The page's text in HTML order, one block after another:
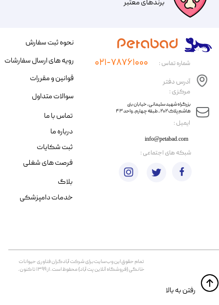
​​برندهای معتبر​​​​​​​
​ایمیل :
آدرس دفتر
مرکزی :
info@petabad.com
​​بزرگراه شهید سلیمانی، خیابان بنی
هاشم پلاک ۲۰۲ ، طبقه چهارم، واحد ۴۳
شماره تماس : ۰۲۱-۷۸۷۶۱۰۰۰
تمام حقوق اين وب‌سايت برای شرکت آبادگران فناوری حیوانات
خانگی (فروشگاه آنلاین پت آباد) محفوظ است. از ۱۳۹۹ تا کنون.
​​رفتن به بالا
نحوه ثبت سفارش
رویه های ارسال سفارشات
قوانین و مقررات
سوالات متداول
تماس با ما
درباره ما
ثبت شکایات
فرصت های شغلی
​شبکه های اجتماعی :
بلاگ
خدمات دامپزشکی